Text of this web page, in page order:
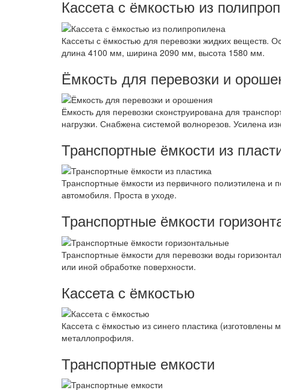
Кассета с ёмкостью из
Кассеты с ёмкостью для перевозки жидких
длина 4100 мм, ширина 2090 мм, высота 1580 мм.
Ёмкость для перевозки и
Ёмкость для перевозки сконструирована для
нагрузки. Снабжена системой волнорезов. Усилена
Транспортные ёмкости из
Транспортные ёмкости из первичного полиэтилена и
автомобиля. Проста в уходе.
Транспортные ёмкости
Транспортные ёмкости для перевозки воды
или иной обработке поверхности.
Кассета с ёмкостью
Кассета с ёмкостью из синего пластика
металлопрофиля.
Транспортные емкости